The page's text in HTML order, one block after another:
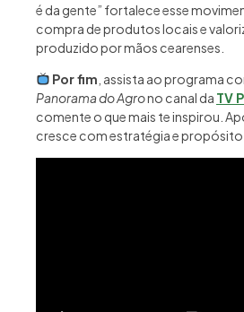
é da gente” fortalece esse
compra de produtos locais e
produzido por mãos cearenses.
Por fim , assista ao programa
Panorama do Agrono canal da TV
comente o que mais te inspirou.
cresce com estratégia e